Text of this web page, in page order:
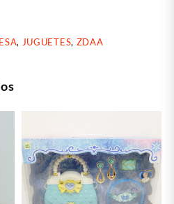
, JUGUETES, ZDAA